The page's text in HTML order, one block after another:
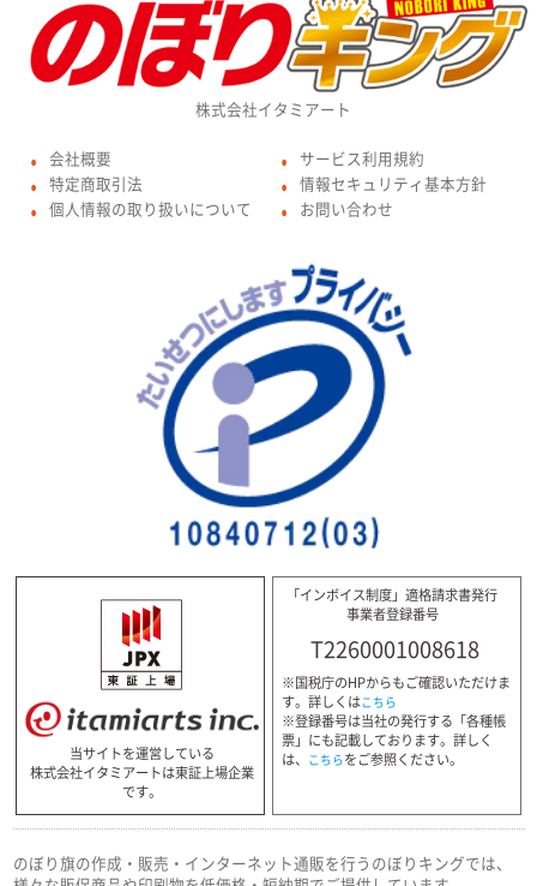
株式会社イタミアート
● 会社概要
● 特定商取引法
● 個人情報の取り扱いについて
● サービス利用規約
● 情報セキュリティ基本方針
● お問い合わせ
当サイトを運営している
株式会社イタミアートは東証上場企業
です。
「インボイス制度」適格請求書発行
事業者登録番号
T2260001008618
※国税庁のHPからもご確認いただけま
す。詳しくはこちら
※登録番号は当社の発行する「各種帳
票」にも記載しております。詳しく
は、 こちらをご参照ください。
のぼり旗の作成・販売・インターネット通販を行うのぼりキングでは、